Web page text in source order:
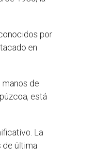
por
en
manos de
está
La
de última